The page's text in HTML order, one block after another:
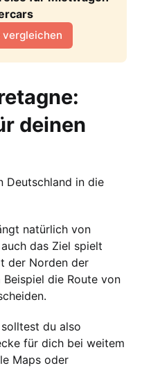
deinen
Deutschland in die
natürlich von
das Ziel spielt
der Norden der
die Route von
du also
für dich bei weitem
Maps oder